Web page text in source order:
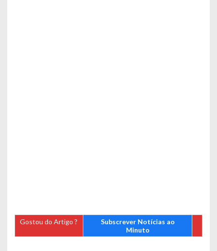
Gostou do Artigo ?
Subscrever Notícias ao
Minuto